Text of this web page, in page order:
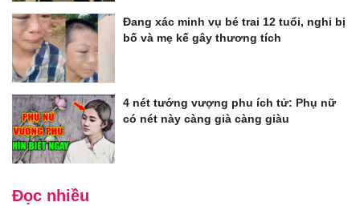
Đang xác minh vụ bé trai 12 tuổi, nghi bị
bố và mẹ kế gây thương tích
4 nét tướng vượng phu ích tử: Phụ nữ
có nét này càng già càng giàu
Đọc nhiều